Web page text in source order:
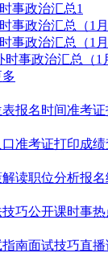
事政治汇总1
事政治汇总（1月
事政治汇总（1月
时事政治汇总（1
报名时间准考证
准考证打印成
读职位分析报
巧公开课时事热
南面试技巧直播